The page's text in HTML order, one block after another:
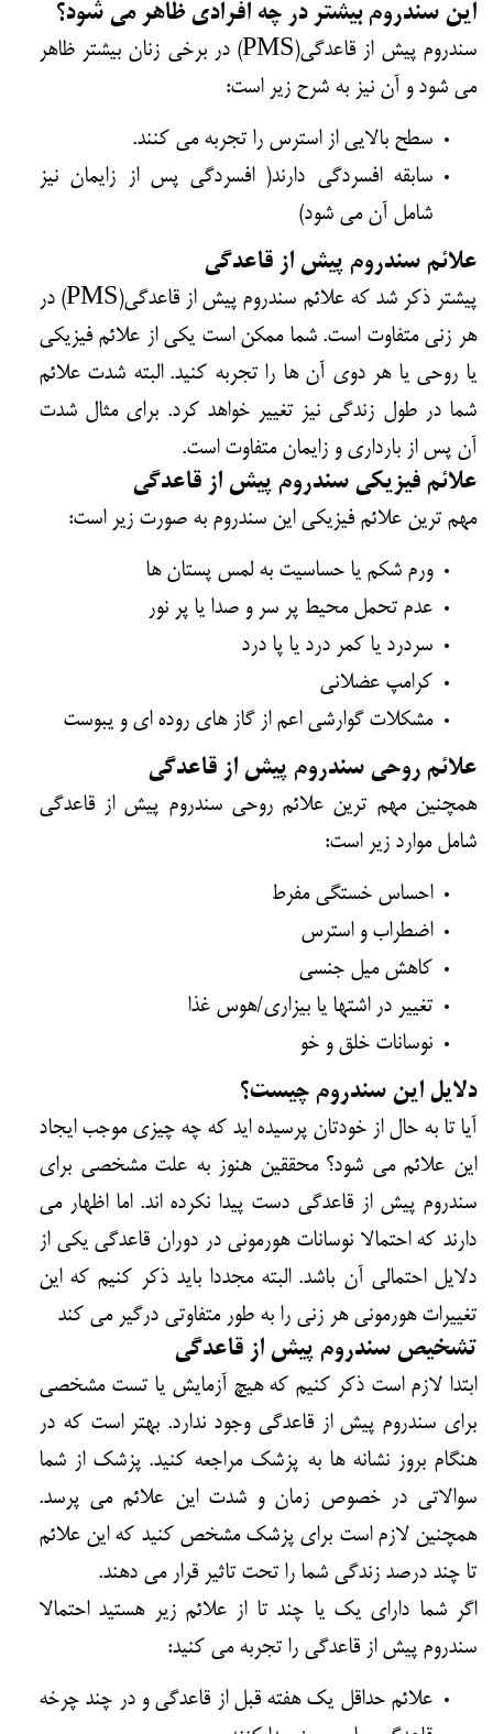
این سندروم بیشتر در چه افرادی ظاهر می شود؟
سندروم پیش از قاعدگی(PMS) در برخی زنان بیشتر ظاهر
می شود و آن نیز به شرح زیر است:
سطح بالایی از استرس را تجربه می کنند.
سابقه افسردگی دارند( افسردگی پس از زایمان نیز
شامل آن می شود)
علائم سندروم پیش از قاعدگی
پیشتر ذکر شد که علائم سندروم پیش از قاعدگی(PMS) در
هر زنی متفاوت است. شما ممکن است یکی از علائم فیزیکی
یا روحی یا هر دوی آن ها را تجربه کنید. البته شدت علائم
شما در طول زندگی نیز تغییر خواهد کرد. برای مثال شدت
آن پس از بارداری و زایمان متفاوت است.
علائم فیزیکی سندروم پیش از قاعدگی
مهم ترین علائم فیزیکی این سندروم به صورت زیر است:
ورم شکم یا حساسیت به لمس پستان ها
عدم تحمل محیط پر سر و صدا یا پر نور
سردرد یا کمر درد یا پا درد
کرامپ عضلانی
مشکلات گوارشی اعم از گاز های روده ای و یبوست
علائم روحی سندروم پیش از قاعدگی
همچنین مهم ترین علائم روحی سندروم پیش از قاعدگی
شامل موارد زیر است:
احساس خستگی مفرط
اضطراب و استرس
کاهش میل جنسی
تغییر در اشتها یا بیزاری/هوس غذا
نوسانات خلق و خو
دلایل این سندروم چیست؟
آیا تا به حال از خودتان پرسیده اید که چه چیزی موجب ایجاد
این علائم می شود؟ محققین هنوز به علت مشخصی برای
سندروم پیش از قاعدگی دست پیدا نکرده اند. اما اظهار می
دارند که احتمالا نوسانات هورمونی در دوران قاعدگی یکی از
دلایل احتمالی آن باشد. البته مجددا باید ذکر کنیم که این
تغییرات هورمونی هر زنی را به طور متفاوتی درگیر می کند
تشخیص سندروم پیش از قاعدگی
ابتدا لازم است ذکر کنیم که هیچ آزمایش یا تست مشخصی
برای سندروم پیش از قاعدگی وجود ندارد. بهتر است که در
هنگام بروز نشانه ها به پزشک مراجعه کنید. پزشک از شما
سوالاتی در خصوص زمان و شدت این علائم می پرسد.
همچنین لازم است برای پزشک مشخص کنید که این علائم
تا چند درصد زندگی شما را تحت تاثیر قرار می دهند.
اگر شما دارای یک یا چند تا از علائم زیر هستید احتمالا
سندروم پیش از قاعدگی را تجربه می کنید:
علائم حداقل یک هفته قبل از قاعدگی و در چند چرخه